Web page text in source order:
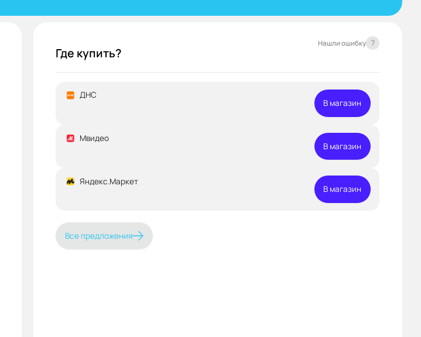
Где купить?
Нашли ошибку ?
ДНС
В магазин
Мвидео
В магазин
Яндекс.Маркет
В магазин
Все предложения